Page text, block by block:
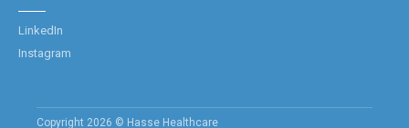
LinkedIn
Instagram
Copyright 2026 © Hasse Healthcare